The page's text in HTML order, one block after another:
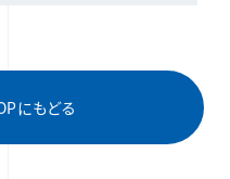
にもどる